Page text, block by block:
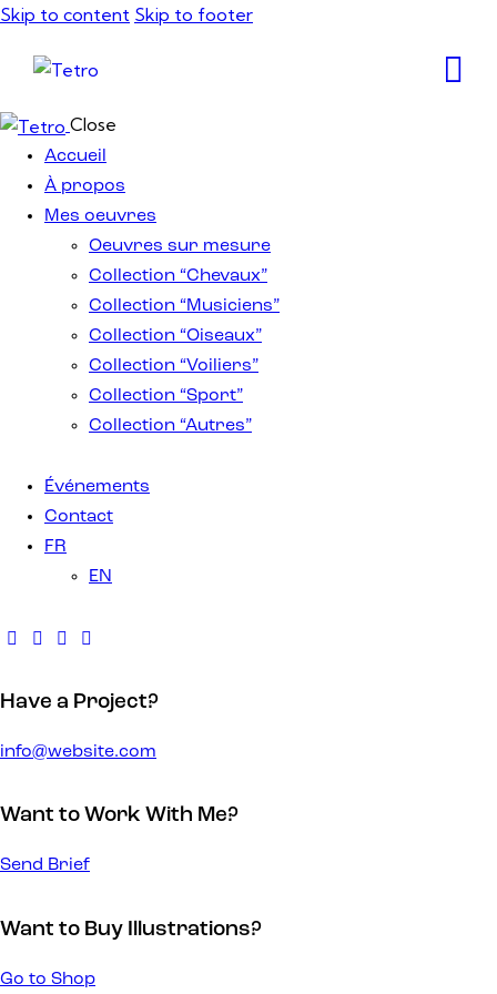
Skip to content Skip to footer
Close
Accueil
À propos
Mes oeuvres
Oeuvres sur mesure
Collection “Chevaux”
Collection “Musiciens”
Collection “Oiseaux”
Collection “Voiliers”
Collection “Sport”
Collection “Autres”
Événements
Contact
FR
EN
Have a Project?
info@website.com
Want to Work With Me?
Send Brief
Want to Buy Illustrations?
Go to Shop